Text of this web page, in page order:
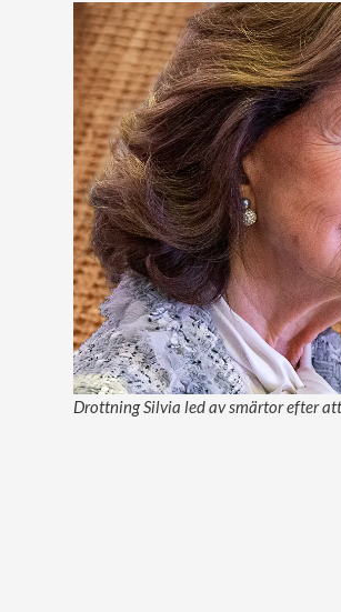
Drottning Silvia led av smärtor efter